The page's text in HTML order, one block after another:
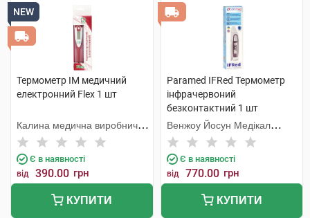
NEW
Термометр IM медичний
електронний Flex 1 шт
Калина медична виробнича
компанія
Є в наявності
від 390.00 грн
КУПИТИ
Paramed IFRed Термометр
інфрачервоний
безконтактний 1 шт
Венжоу Йосун Медікал
Технолоджі
Є в наявності
від 770.00 грн
КУПИТИ